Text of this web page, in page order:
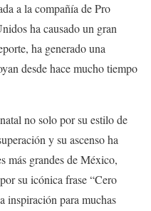
a la compañía de Pro
ha causado un gran
ha generado una
desde hace mucho tiempo
no solo por su estilo de
y su ascenso ha
más grandes de México,
su icónica frase “Cero
inspiración para muchas